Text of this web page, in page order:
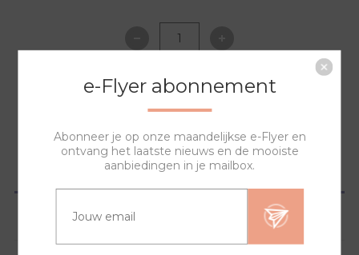
NAAR WINKELWAGEN
OVERZICHT
SPECIFICATIES
e-Flyer abonnement
Abonneer je op onze maandelijkse e-Flyer en
ontvang het laatste nieuws en de mooiste
aanbiedingen in je mailbox.